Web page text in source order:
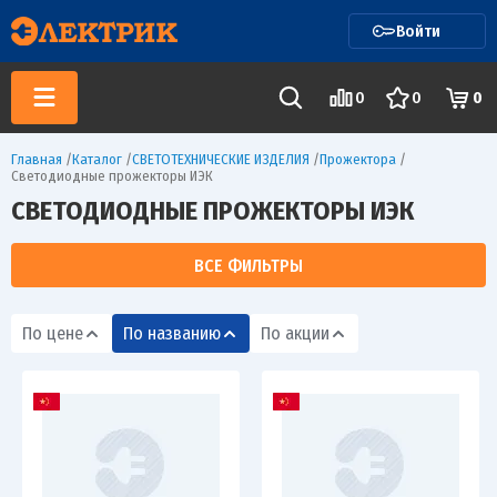
Войти
0 0 0
Главная /Каталог /СВЕТОТЕХНИЧЕСКИЕ ИЗДЕЛИЯ /Прожектора /
Светодиодные прожекторы ИЭК
СВЕТОДИОДНЫЕ ПРОЖЕКТОРЫ ИЭК
ВСЕ ФИЛЬТРЫ
По цене По названию По акции